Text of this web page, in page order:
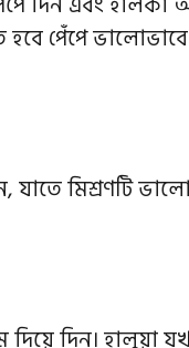
পেঁপে
মিশ্রণটি
দিন। হালুয়া